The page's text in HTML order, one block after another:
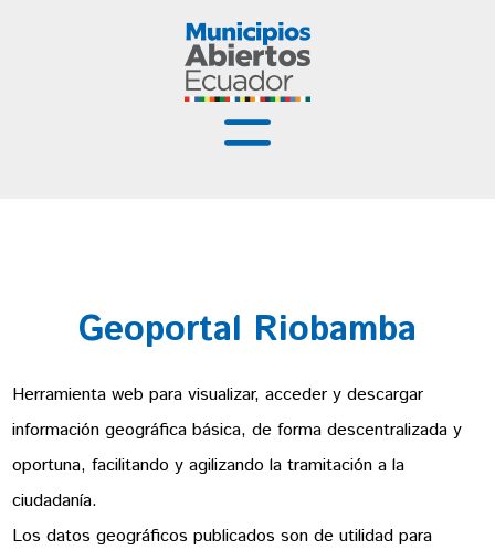
Capacitación
Geoportal Riobamba
Herramienta web para visualizar, acceder y descargar
información geográfica básica, de forma descentralizada y
oportuna, facilitando y agilizando la tramitación a la
ciudadanía.
Los datos geográficos publicados son de utilidad para